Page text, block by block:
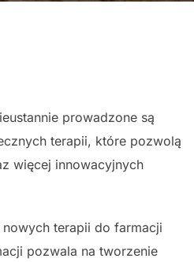
prowadzone są
terapii, które pozwolą
więcej innowacyjnych
terapii do farmacji
pozwala na tworzenie